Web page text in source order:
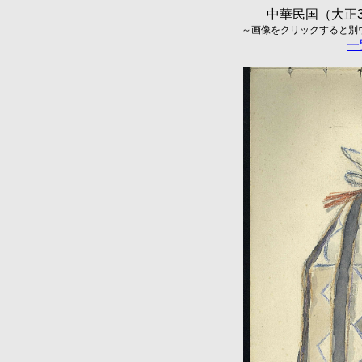
中華民国（大正
～画像をクリックすると
一